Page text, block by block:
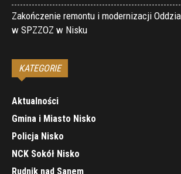
Zakończenie remontu i modernizacji
w SPZZOZ w Nisku
KATEGORIE
Aktualności
Gmina i Miasto Nisko
Policja Nisko
NCK Sokół Nisko
Rudnik nad Sanem